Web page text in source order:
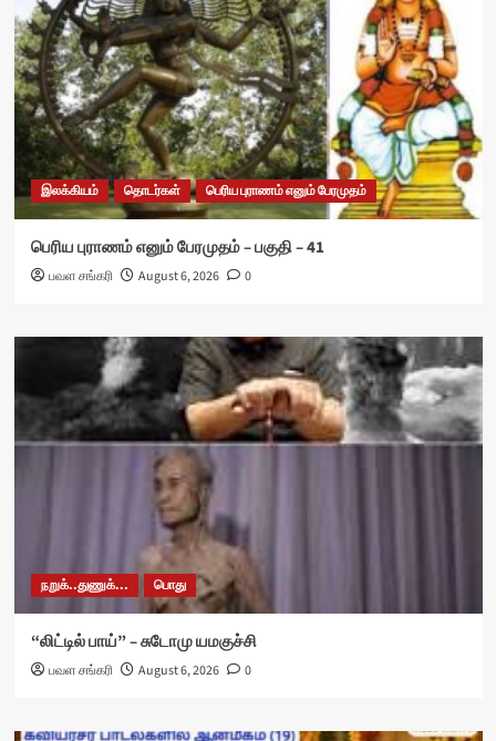
இலக்கியம் தொடர்கள் பெரிய புராணம் எனும் பேரமுதம்
பெரிய புராணம் எனும் பேரமுதம் – பகுதி – 41
பவள சங்கரி August 6, 2026 0
நறுக்..துணுக்... பொது
“லிட்டில் பாய்” – சுடோமு யமகுச்சி
பவள சங்கரி August 6, 2026 0